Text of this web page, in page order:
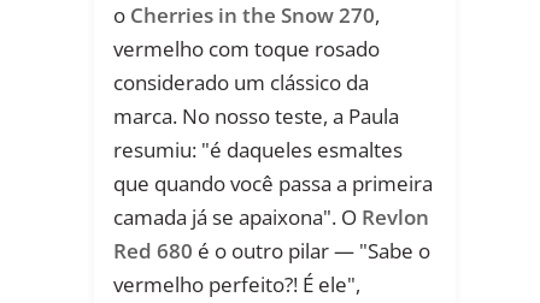
o Cherries in the Snow 270,
vermelho com toque rosado
considerado um clássico da
marca. No nosso teste, a Paula
resumiu: "é daqueles esmaltes
que quando você passa a primeira
camada já se apaixona". O Revlon
Red 680 é o outro pilar — "Sabe o
vermelho perfeito?! É ele",